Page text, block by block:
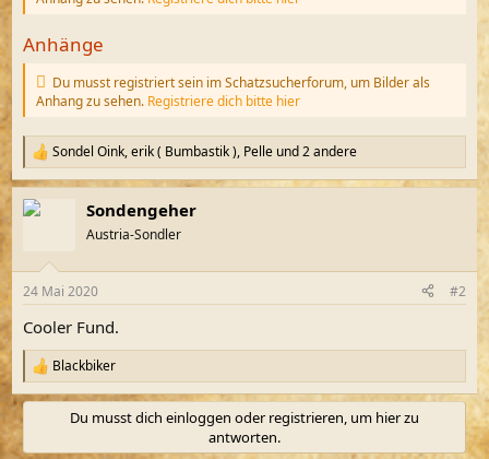
Anhänge
Du musst registriert sein im Schatzsucherforum, um Bilder als
Anhang zu sehen. Registriere dich bitte hier
R
e
a
k
e
:
Sondel Oink,erik ( Bumbastik ), Pelle und 2 andere
Sondengeher
Austria-Sondler
24 Mai 2020 #2
Cooler Fund.
R
e
a
Blackbiker
Du musst dich einloggen oder registrieren, um hier zu
antworten.